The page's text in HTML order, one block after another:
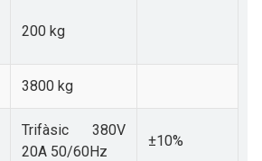
200 kg
3800 kg
Trifàsic 380V
20A 50/60Hz
±10%